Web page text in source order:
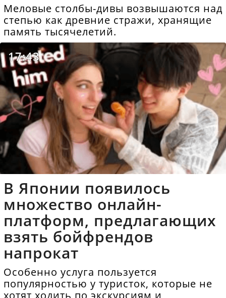
Меловые столбы-дивы возвышаются над
степью как древние стражи, хранящие
память тысячелетий.
17:43
В Японии появилось
множество онлайн-
платформ, предлагающих
взять бойфрендов
напрокат
Особенно услуга пользуется
популярностью у туристок, которые не
хотят ходить по экскурсиям и